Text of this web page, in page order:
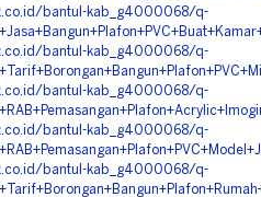
bantul-kab_g4000068/q-
bantul-kab_g4000068/q-
bantul-kab_g4000068/q-
bantul-kab_g4000068/q-
bantul-kab_g4000068/q-